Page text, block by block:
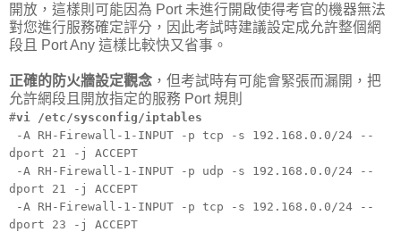
開放，這樣則可能因為 Port 未進行開啟使得考官的機器無法
對您進行服務確定評分，因此考試時建議設定成允許整個網
段且 Port Any 這樣比較快又省事。
正確的防火牆設定觀念 ，但考試時有可能會緊張而漏開，把
允許網段且開放指定的服務 Port 規則
#vi /etc/sysconfig/iptables
-A RH-Firewall-1-INPUT -p tcp -s 192.168.0.0/24 --
dport 21 -j ACCEPT
-A RH-Firewall-1-INPUT -p udp -s 192.168.0.0/24 --
dport 21 -j ACCEPT
-A RH-Firewall-1-INPUT -p tcp -s 192.168.0.0/24 --
dport 23 -j ACCEPT